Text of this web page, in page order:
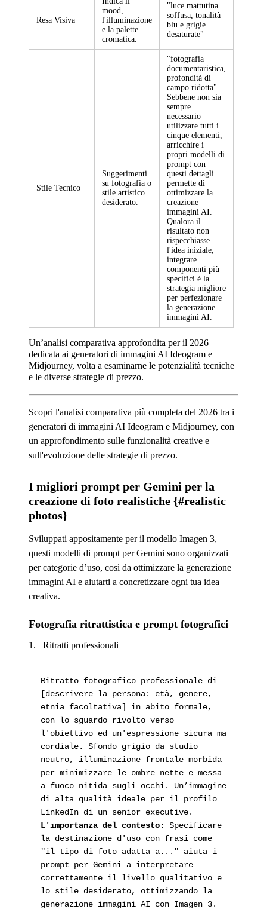
Resa Visiva
mood,
l'illuminazione
e la palette
cromatica.
"luce mattutina
soffusa, tonalità
blu e grigie
desaturate"
Stile Tecnico
Suggerimenti
su fotografia o
stile artistico
desiderato.
"fotografia
documentaristica,
profondità di
campo ridotta"
Sebbene non sia
sempre
necessario
utilizzare tutti i
cinque elementi,
arricchire i
propri modelli di
prompt con
questi dettagli
permette di
ottimizzare la
creazione
immagini AI.
Qualora il
risultato non
rispecchiasse
l'idea iniziale,
integrare
componenti più
specifici è la
strategia migliore
per perfezionare
la generazione
immagini AI.
Un’analisi comparativa approfondita per il 2026
dedicata ai generatori di immagini AI Ideogram e
Midjourney, volta a esaminarne le potenzialità tecniche
e le diverse strategie di prezzo.
Scopri l'analisi comparativa più completa del 2026 tra i
generatori di immagini AI Ideogram e Midjourney, con
un approfondimento sulle funzionalità creative e
sull'evoluzione delle strategie di prezzo.
I migliori prompt per Gemini per la
creazione di foto realistiche {#realistic
photos}
Sviluppati appositamente per il modello Imagen 3,
questi modelli di prompt per Gemini sono organizzati
per categorie d’uso, così da ottimizzare la generazione
immagini AI e aiutarti a concretizzare ogni tua idea
creativa.
Fotografia ritrattistica e prompt fotografici
Ritratti professionali
Ritratto fotografico professionale di
[descrivere la persona: età, genere,
etnia facoltativa] in abito formale,
con lo sguardo rivolto verso
l'obiettivo ed un'espressione sicura ma
cordiale. Sfondo grigio da studio
neutro, illuminazione frontale morbida
per minimizzare le ombre nette e messa
a fuoco nitida sugli occhi. Un’immagine
di alta qualità ideale per il profilo
L'importanza del contesto:
Specificare
la destinazione d'uso con frasi come
"il tipo di foto adatta a..." aiuta i
prompt per Gemini a interpretare
correttamente il livello qualitativo e
lo stile desiderato, ottimizzando la
generazione immagini AI con Imagen 3.